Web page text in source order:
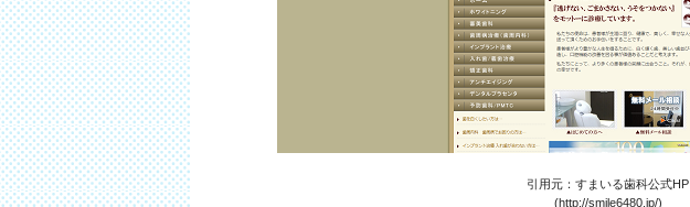
引用元：すまいる歯科公式HP
(http://smile6480.jp/)